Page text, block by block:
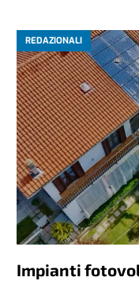
REDAZIONALI
Impianti